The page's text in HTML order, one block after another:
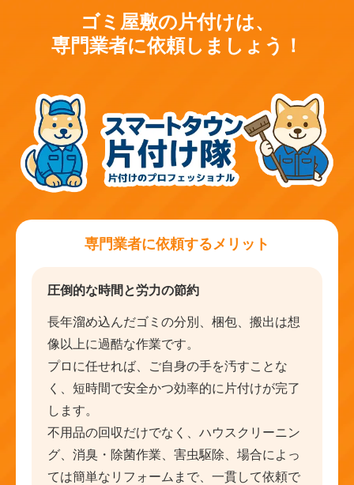
ゴミ屋敷の片付けは、
専門業者に依頼しましょう！
専門業者に依頼するメリット
圧倒的な時間と労力の節約
長年溜め込んだゴミの分別、梱包、搬出は想
像以上に過酷な作業です。
プロに任せれば、ご自身の手を汚すことな
く、短時間で安全かつ効率的に片付けが完了
します。
不用品の回収だけでなく、ハウスクリーニン
グ、消臭・除菌作業、害虫駆除、場合によっ
ては簡単なリフォームまで、一貫して依頼で